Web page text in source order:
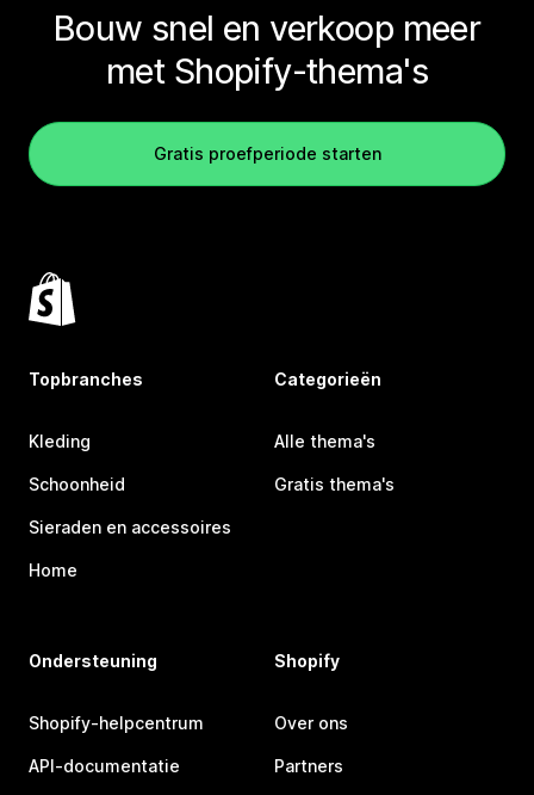
Bouw snel en verkoop meer
met Shopify-thema's
Gratis proefperiode starten
Topbranches
Kleding
Schoonheid
Sieraden en accessoires
Home
Categorieën
Alle thema's
Gratis thema's
Ondersteuning
Shopify-helpcentrum
API-documentatie
Shopify
Over ons
Partners